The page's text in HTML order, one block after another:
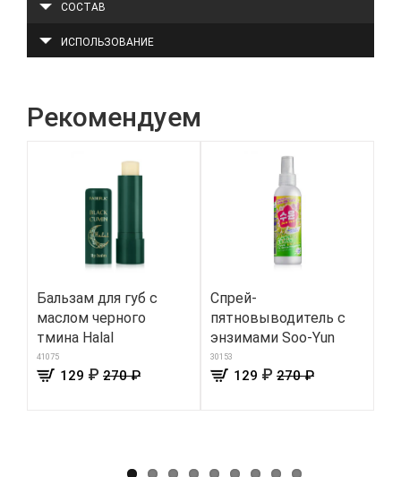
СОСТАВ
ИСПОЛЬЗОВАНИЕ
Рекомендуем
Бальзам для губ с
маслом черного
тмина Halal
41075
129 ₽ 270 ₽
Cпрей-
пятновыводитель с
энзимами Soo-Yun
30153
129 ₽ 270 ₽